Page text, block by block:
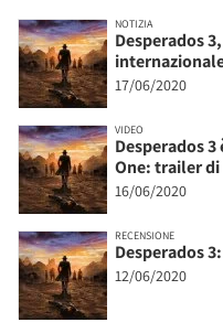
NOTIZIA
Desperados
17/06/2020
VIDEO
Desperados 3
One: trailer
16/06/2020
RECENSIONE
Desperados
12/06/2020